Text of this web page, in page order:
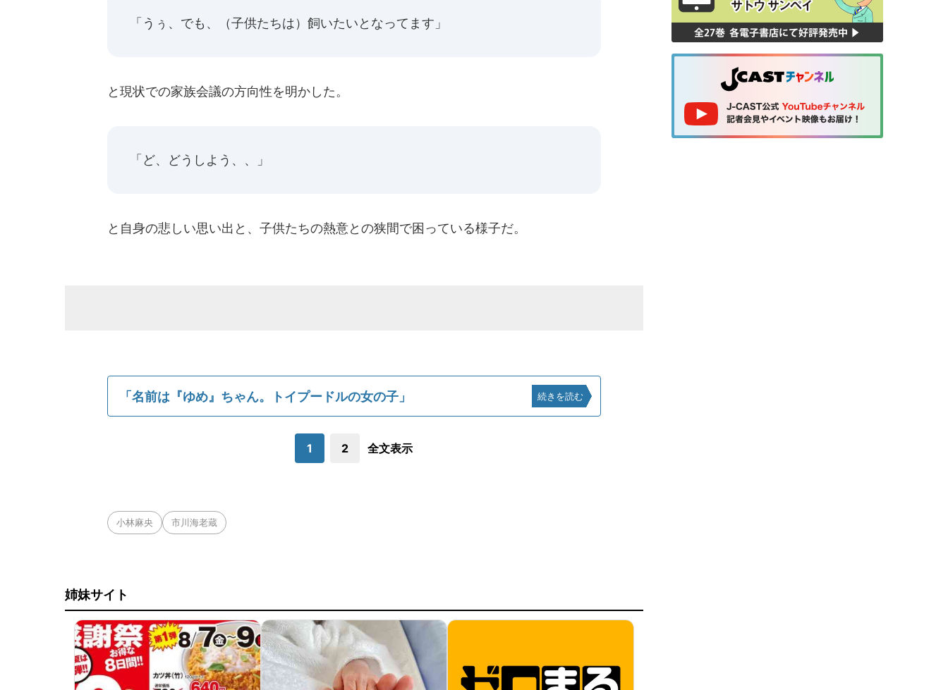
「うぅ、でも、（子供たちは）飼いたいとなってます」
と現状での家族会議の方向性を明かした。
「ど、どうしよう、、」
と自身の悲しい思い出と、子供たちの熱意との狭間で困っている様子だ。
「名前は『ゆめ』ちゃん。トイプードルの女の子」 続きを読む
1 2 全文表示
小林麻央 市川海老蔵
姉妹サイト